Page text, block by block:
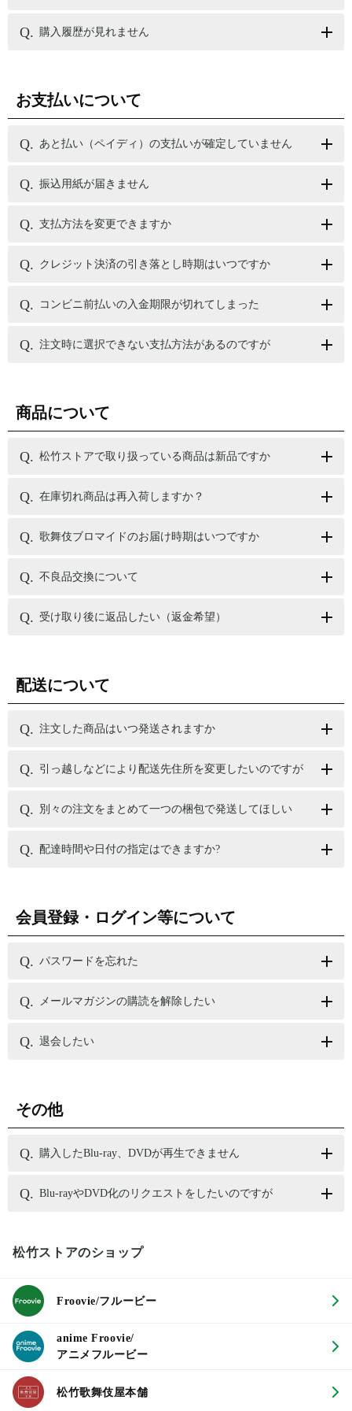
購入履歴が見れません
お支払いについて
あと払い（ペイディ）の支払いが確定していません
振込用紙が届きません
支払方法を変更できますか
クレジット決済の引き落とし時期はいつですか
コンビニ前払いの入金期限が切れてしまった
注文時に選択できない支払方法があるのですが
商品について
松竹ストアで取り扱っている商品は新品ですか
在庫切れ商品は再入荷しますか？
歌舞伎ブロマイドのお届け時期はいつですか
不良品交換について
受け取り後に返品したい（返金希望）
配送について
注文した商品はいつ発送されますか
引っ越しなどにより配送先住所を変更したいのですが
別々の注文をまとめて一つの梱包で発送してほしい
配達時間や日付の指定はできますか?
会員登録・ログイン等について
パスワードを忘れた
メールマガジンの購読を解除したい
退会したい
その他
購入したBlu-ray、DVDが再生できません
Blu-rayやDVD化のリクエストをしたいのですが
松竹ストアのショップ
Froovie/フルービー
anime Froovie/
アニメフルービー
松竹歌舞伎屋本舗